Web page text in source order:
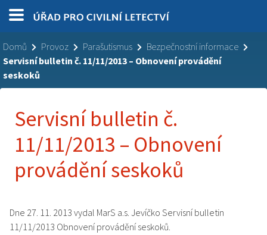
Domů Provoz Parašutismus
Bezpečnostní informace
Servisní bulletin č. 11/11/2013 – Obnovení provádění
seskoků
Servisní bulletin č.
11/11/2013 – Obnovení
provádění seskoků
Dne 27. 11. 2013 vydal MarS a.s. Jevíčko Servisní bulletin
11/11/2013 Obnovení provádění seskoků .